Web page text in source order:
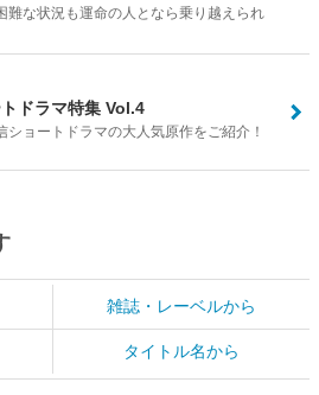
難な状況も運命の人となら乗り越えられ
ドラマ特集 Vol.4
ショートドラマの大人気原作をご紹介！
雑誌・レーベルから
タイトル名から